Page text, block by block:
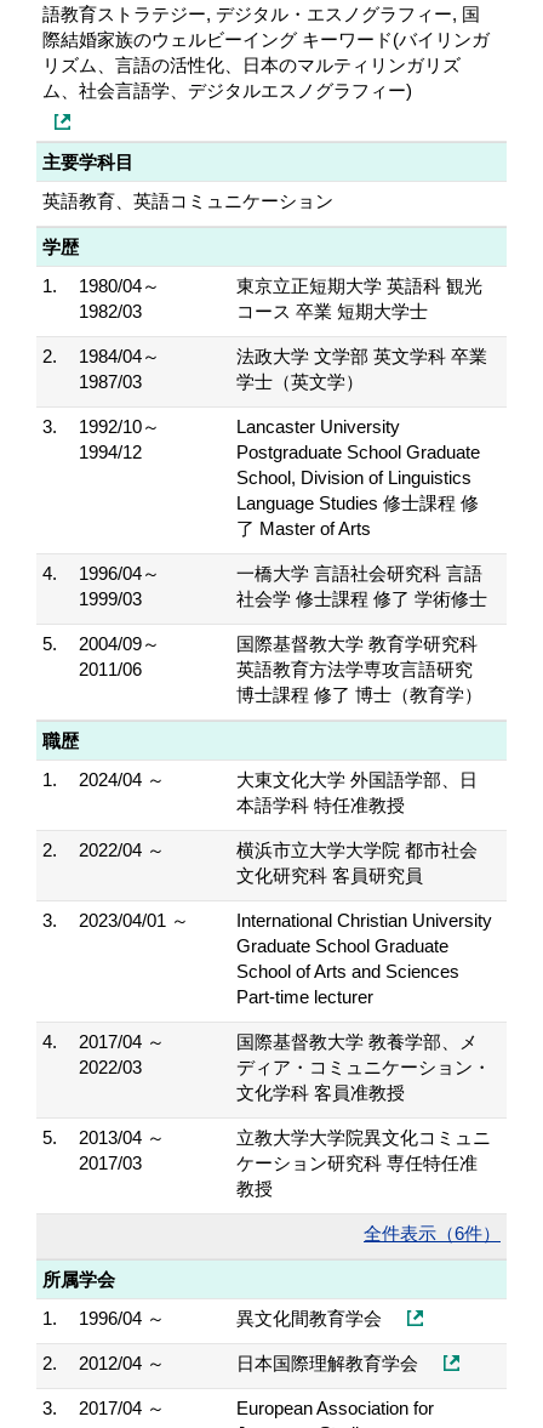
語教育ストラテジー, デジタル・エスノグラフィー, 国
際結婚家族のウェルビーイング キーワード(バイリンガ
リズム、言語の活性化、日本のマルティリンガリズ
ム、社会言語学、デジタルエスノグラフィー)
主要学科目
英語教育、英語コミュニケーション
学歴
1.
1980/04～
1982/03
東京立正短期大学 英語科 観光
コース 卒業 短期大学士
2.
1984/04～
1987/03
法政大学 文学部 英文学科 卒業
学士（英文学）
3.
1992/10～
1994/12
Lancaster University
Postgraduate School Graduate
School, Division of Linguistics
Language Studies 修士課程 修
了 Master of Arts
4.
1996/04～
1999/03
一橋大学 言語社会研究科 言語
社会学 修士課程 修了 学術修士
5.
2004/09～
2011/06
国際基督教大学 教育学研究科
英語教育方法学専攻言語研究
博士課程 修了 博士（教育学）
職歴
1.
2024/04 ～
大東文化大学 外国語学部、日
本語学科 特任准教授
2. 2022/04 ～
横浜市立大学大学院 都市社会
文化研究科 客員研究員
3. 2023/04/01 ～
International Christian University
Graduate School Graduate
School of Arts and Sciences
Part-time lecturer
4.
2017/04 ～
2022/03
国際基督教大学 教養学部、メ
ディア・コミュニケーション・
文化学科 客員准教授
5.
2013/04 ～
2017/03
立教大学大学院異文化コミュニ
ケーション研究科 専任特任准
教授
全件表示（6件）
所属学会
1.
1996/04 ～ 異文化間教育学会
2. 2012/04 ～ 日本国際理解教育学会
3. 2017/04 ～
European Association for